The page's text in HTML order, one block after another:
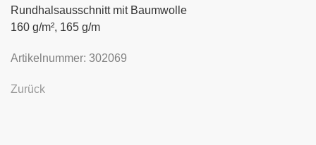
Rundhalsausschnitt mit Baumwolle
160 g/m², 165 g/m
Artikelnummer: 302069
Zurück